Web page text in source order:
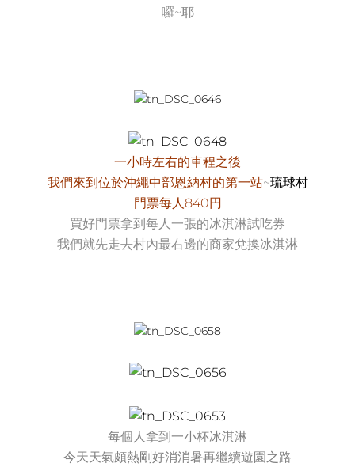
囉~耶
一小時左右的車程之後
我們來到位於沖繩中部恩納村的第一站~琉球村
門票每人840円
買好門票拿到每人一張的冰淇淋試吃券
我們就先走去村內最右邊的商家兌換冰淇淋
每個人拿到一小杯冰淇淋
今天天氣頗熱剛好消消暑再繼續遊園之路